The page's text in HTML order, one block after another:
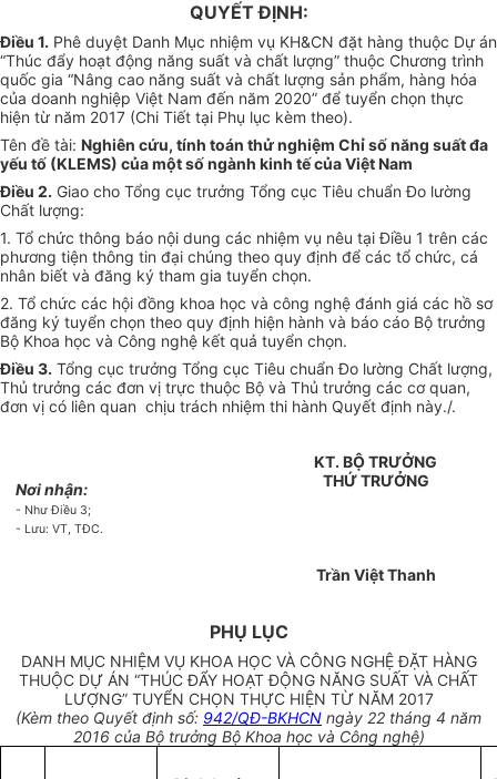
QUYẾT ĐỊNH:
Điều 1. Phê duyệt Danh Mục nhiệm vụ KH&CN đặt hàng thuộc Dự án
“Thúc đẩy hoạt động năng suất và chất lượng” thuộc Chương trình
quốc gia “Nâng cao năng suất và chất lượng sản phẩm, hàng hóa
của doanh nghiệp Việt Nam đến năm 2020” để tuyển chọn thực
hiện từ năm 2017 (Chi Tiết tại Phụ lục kèm theo).
Tên đề tài: Nghiên cứu, tính toán thử nghiệm Chỉ số năng suất đa
yếu tố (KLEMS) của một số ngành kinh tế của Việt Nam
Điều 2. Giao cho Tổng cục trưởng Tổng cục Tiêu chuẩn Đo lường
Chất lượng:
1. Tổ chức thông báo nội dung các nhiệm vụ nêu tại Điều 1 trên các
phương tiện thông tin đại chúng theo quy định để các tổ chức, cá
nhân biết và đăng ký tham gia tuyển chọn.
2. Tổ chức các hội đồng khoa học và công nghệ đánh giá các hồ sơ
đăng ký tuyển chọn theo quy định hiện hành và báo cáo Bộ trưởng
Bộ Khoa học và Công nghệ kết quả tuyển chọn.
Điều 3. Tổng cục trưởng Tổng cục Tiêu chuẩn Đo lường Chất lượng,
Thủ trưởng các đơn vị trực thuộc Bộ và Thủ trưởng các cơ quan,
đơn vị có liên quan chịu trách nhiệm thi hành Quyết định này./.
Nơi nhận:
- Như Điều 3;
- Lưu: VT, TĐC.
KT. BỘ TRƯỞNG
THỨ TRƯỞNG
Trần Việt Thanh
PHỤ LỤC
DANH MỤC NHIỆM VỤ KHOA HỌC VÀ CÔNG NGHỆ ĐẶT HÀNG
THUỘC DỰ ÁN “THÚC ĐẨY HOẠT ĐỘNG NĂNG SUẤT VÀ CHẤT
LƯỢNG” TUYỂN CHỌN THỰC HIỆN TỪ NĂM 2017
(Kèm theo Quyết định số: 942/QĐ-BKHCN ngày 22 tháng 4 năm
2016 của Bộ trưởng Bộ Khoa học và Công nghệ)